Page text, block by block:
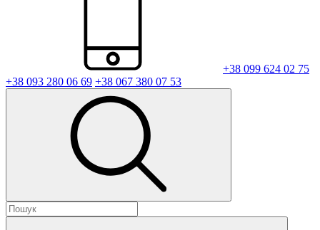
+38 099 624 02 75
+38 093 280 06 69 +38 067 380 07 53